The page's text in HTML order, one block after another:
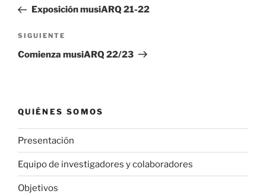
entradas
anterior:
Exposición musiARQ 21-22
Siguiente
entrada
SIGUIENTE
Comienza musiARQ 22/23
QUIÉNES SOMOS
Presentación
Equipo de investigadores y colaboradores
Objetivos